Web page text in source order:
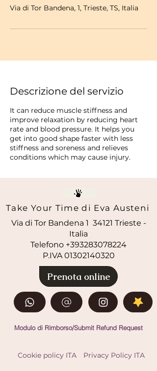
Via di Tor Bandena, 1, Trieste, TS, Italia
Descrizione del servizio
It can reduce muscle stiffness and
improve relaxation by reducing heart
rate and blood pressure. It helps you
get into good shape faster with less
stiffness and soreness and relieves
conditions which may cause injury.
Take Your Time di Eva Austeni
Via di Tor Bandena 1 34121 Trieste -
Italia
Telefono +393283078224
P.IVA01302140320
Prenota online
Modulo di Rimborso/Submit Refund Request
Cookie policy ITA Privacy Policy ITA